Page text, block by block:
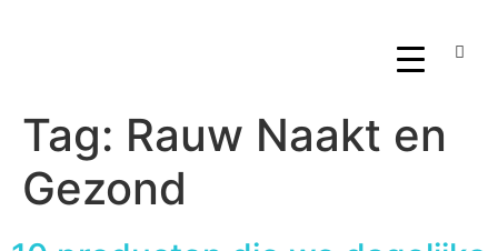
Tag: Rauw Naakt en
Gezond